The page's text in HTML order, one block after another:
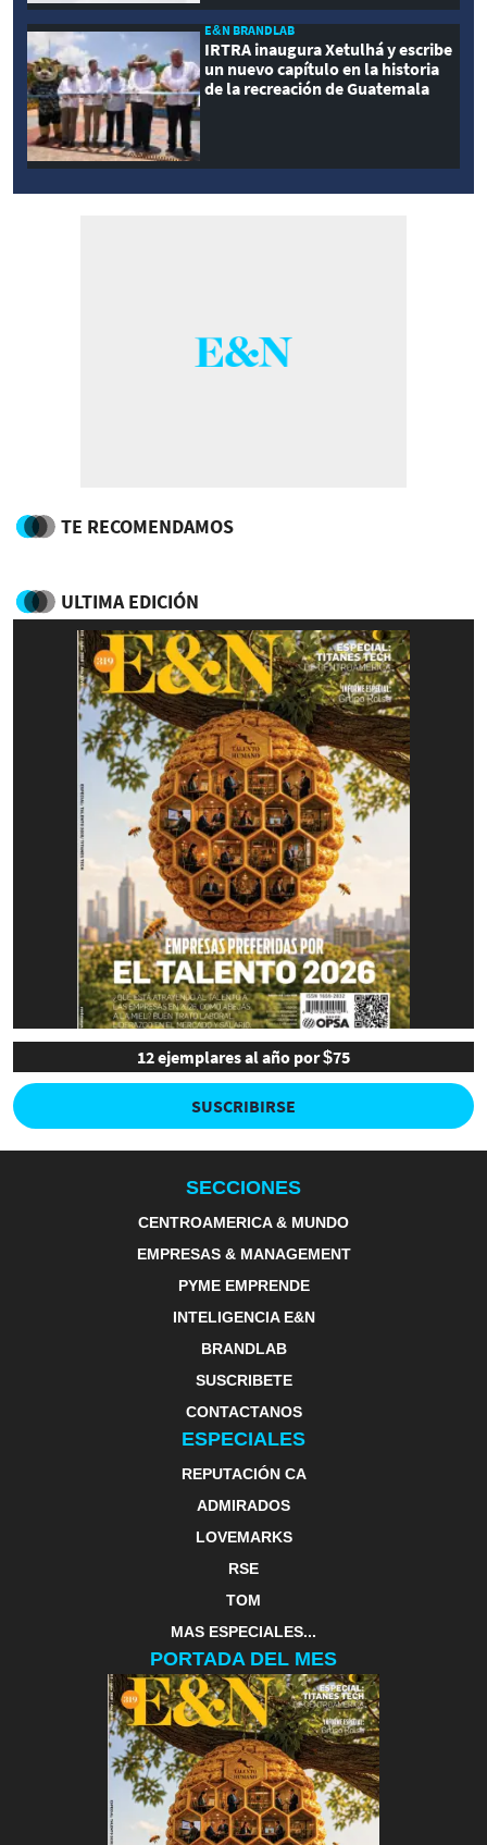
E&N BRANDLAB
IRTRA inaugura Xetulhá y escribe
un nuevo capítulo en la historia
de la recreación de Guatemala
TE RECOMENDAMOS
ULTIMA EDICIÓN
12 ejemplares al año por $75
SUSCRIBIRSE
SECCIONES
CENTROAMERICA & MUNDO
EMPRESAS & MANAGEMENT
PYME EMPRENDE
INTELIGENCIA E&N
BRANDLAB
SUSCRIBETE
CONTACTANOS
ESPECIALES
REPUTACIÓN CA
ADMIRADOS
LOVEMARKS
RSE
TOM
MAS ESPECIALES...
PORTADA DEL MES